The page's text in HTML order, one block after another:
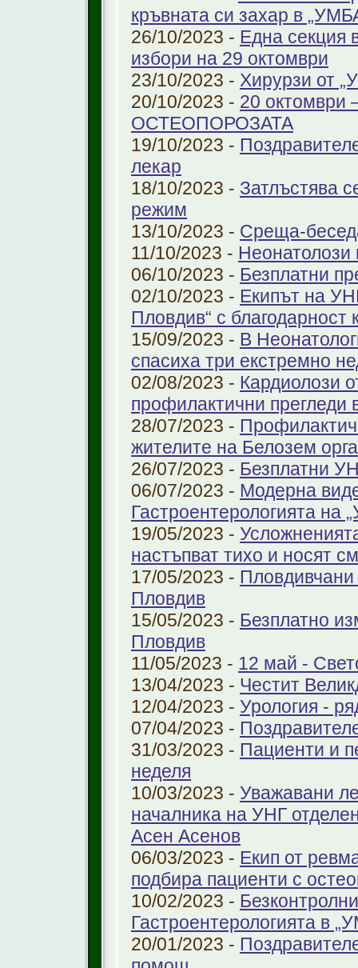
кръвната си захар в
26/10/2023 - Една секция
избори на 29 октомври
23/10/2023 - Хирурзи от
20/10/2023 - 20
ОСТЕОПОРОЗАТА
19/10/2023 -
лекар
18/10/2023 - Затлъстява
режим
13/10/2023 - Среща-
11/10/2023 -
06/10/2023 - Безплатни
02/10/2023 - Екипът на
Пловдив“ с благодарност
15/09/2023 - В
спасиха три екстремно
02/08/2023 - Кардиолози
профилактични прегледи
28/07/2023 -
жителите на Белозем
26/07/2023 - Безплатни
06/07/2023 - Модерна
Гастроентерологията на
19/05/2023 -
настъпват тихо и носят
17/05/2023 -
Пловдив
15/05/2023 - Безплатно
Пловдив
11/05/2023 - 12 май -
13/04/2023 - Честит
12/04/2023 - Урология -
07/04/2023 -
31/03/2023 - Пациенти и
неделя
10/03/2023 - Уважавани
началника на УНГ
Асен Асенов
06/03/2023 - Екип от
подбира пациенти с
10/02/2023 -
Гастроентерологията в
20/01/2023 -